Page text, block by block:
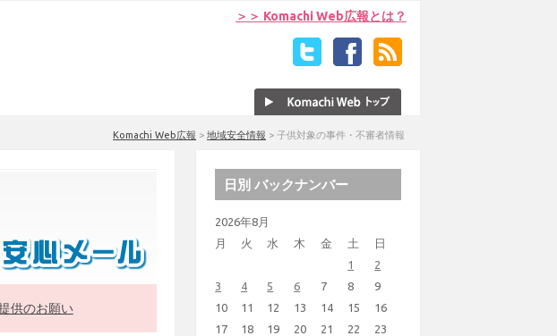
＞＞ Komachi Web広報とは？
Komachi Web広報 > 地域安全情報 > 子供対象の事件・不審者情報
供のお願い
日別 バックナンバー
2026年8月
月
火 水 木 金 土 日
1
2
3
4 5 6 7 8
9
10
11 12 13 14 15
16
17
18 19 20 21 22
23